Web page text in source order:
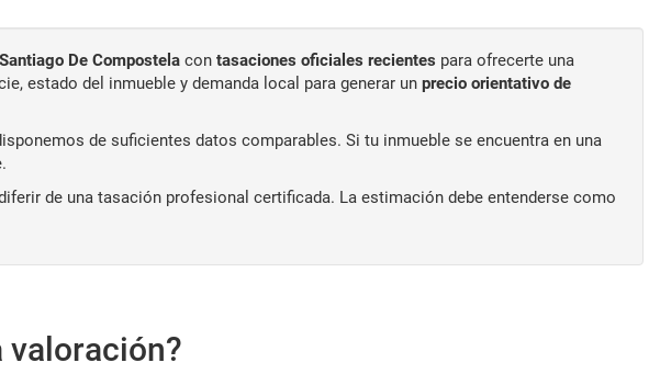
De Compostela con tasaciones oficiales recientes para ofrecerte una
estado del inmueble y demanda local para generar un precio orientativo de
de suficientes datos comparables. Si tu inmueble se encuentra en una
de una tasación profesional certificada. La estimación debe entenderse como
valoración?